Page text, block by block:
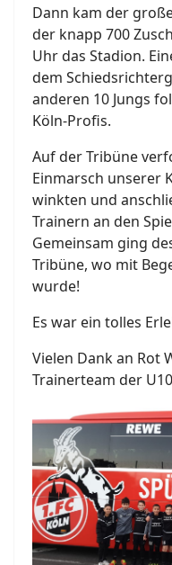
Dann kam der
der knapp 700
Uhr das Stadion.
dem
anderen 10 Jungs
Köln-Profis.
Auf der Tribüne
Einmarsch unserer
winkten und
Trainern an den
Gemeinsam ging
Tribüne, wo mit
wurde!
Es war ein tolles
Vielen Dank an Rot
Trainerteam der